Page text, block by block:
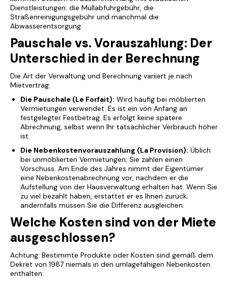
Dienstleistungen: die Müllabfuhrgebühr, die
Straßenreinigungsgebühr und manchmal die
Abwasserentsorgung.
Pauschale vs. Vorauszahlung: Der
Unterschied in der Berechnung
Die Art der Verwaltung und Berechnung variiert je nach
Mietvertrag:
Die Pauschale (Le Forfait): Wird häufig bei möblierten
Vermietungen verwendet. Es ist ein von Anfang an
festgelegter Festbetrag. Es erfolgt keine spätere
Abrechnung, selbst wenn Ihr tatsächlicher Verbrauch höher
ist.
Die Nebenkostenvorauszahlung (La Provision): Üblich
bei unmöblierten Vermietungen; Sie zahlen einen
Vorschuss. Am Ende des Jahres nimmt der Eigentümer
eine Nebenkostenabrechnung vor, nachdem er die
Aufstellung von der Hausverwaltung erhalten hat. Wenn Sie
zu viel bezahlt haben, erstattet er es Ihnen zurück;
andernfalls müssen Sie die Differenz ausgleichen.
Welche Kosten sind von der Miete
ausgeschlossen?
Achtung: Bestimmte Produkte oder Kosten sind gemäß dem
Dekret von 1987 niemals in den umlagefähigen Nebenkosten
enthalten: